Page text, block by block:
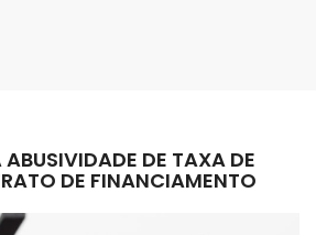
DE TAXA DE
DE FINANCIAMENTO